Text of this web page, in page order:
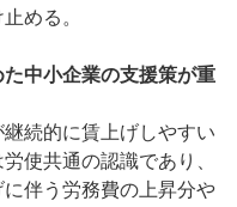
める。
中小企業の支援策が重
続的に賃上げしやすい
使共通の認識であり、
伴う労務費の上昇分や